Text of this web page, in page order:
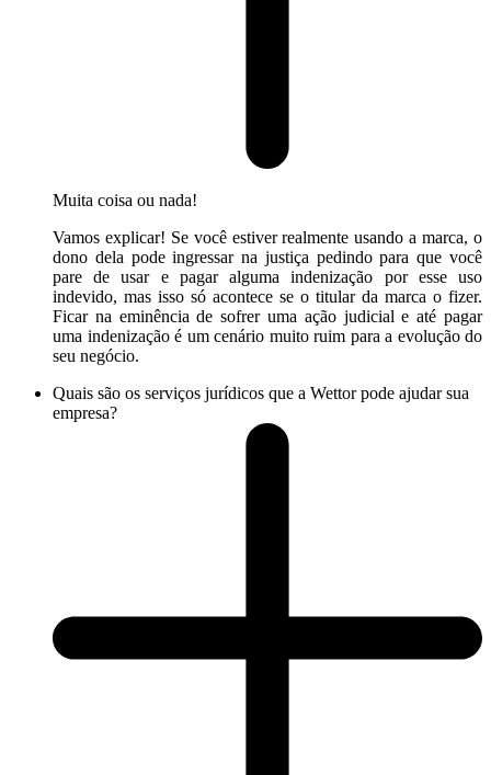
Muita coisa ou nada!
Vamos explicar! Se você estiver realmente usando a marca, o
dono dela pode ingressar na justiça pedindo para que você
pare de usar e pagar alguma indenização por esse uso
indevido, mas isso só acontece se o titular da marca o fizer.
Ficar na eminência de sofrer uma ação judicial e até pagar
uma indenização é um cenário muito ruim para a evolução do
seu negócio.
Quais são os serviços jurídicos que a Wettor pode ajudar sua
empresa?